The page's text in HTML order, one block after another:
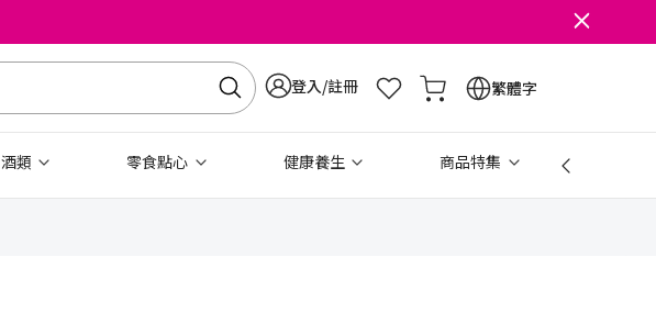
登入/註冊 繁體字
酒類 零食點心 健康養生 商品特集